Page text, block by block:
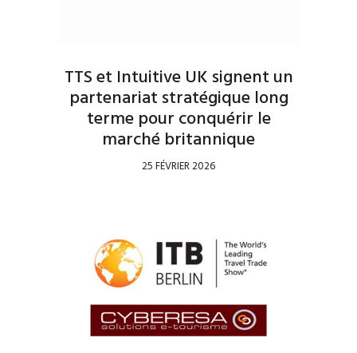
TTS et Intuitive UK signent un
partenariat stratégique long
terme pour conquérir le
marché britannique
25 FÉVRIER 2026